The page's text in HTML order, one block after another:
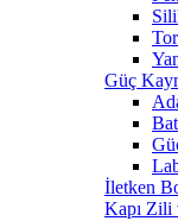
Güç
İletken
Kapı Zili